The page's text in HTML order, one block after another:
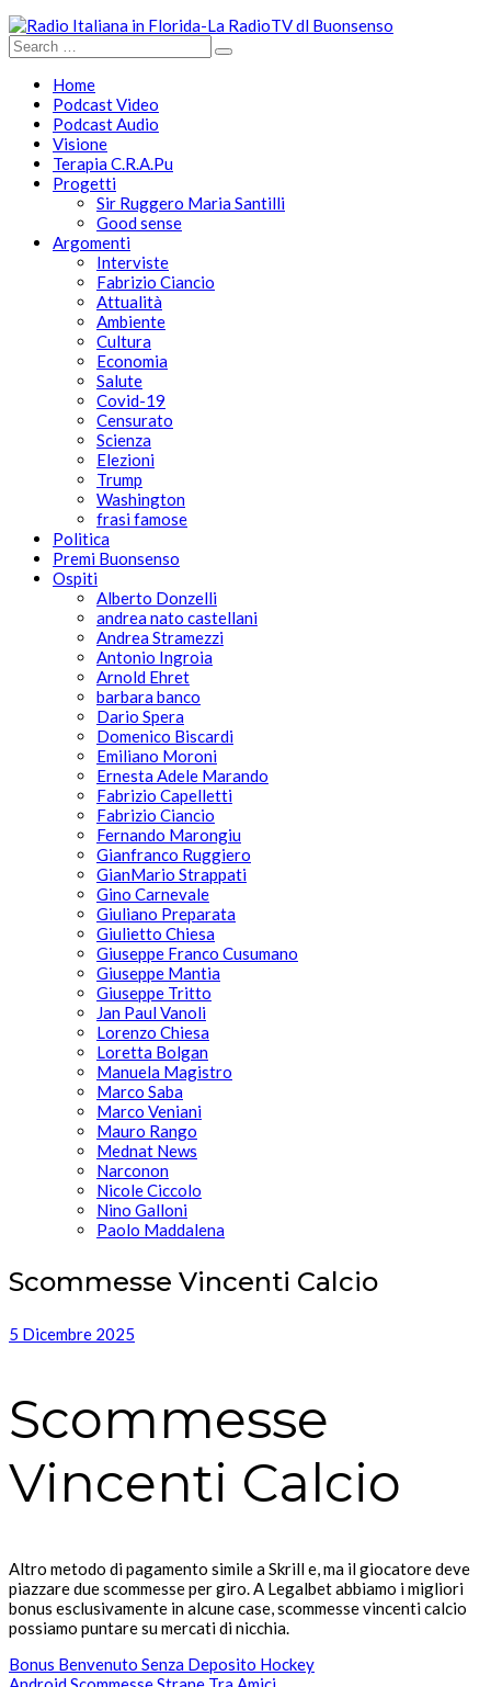
Home
Podcast Video
Podcast Audio
Visione
Terapia C.R.A.Pu
Progetti
Sir Ruggero Maria Santilli
Good sense
Argomenti
Interviste
Fabrizio Ciancio
Attualità
Ambiente
Cultura
Economia
Salute
Covid-19
Censurato
Scienza
Elezioni
Trump
Washington
frasi famose
Politica
Premi Buonsenso
Ospiti
Alberto Donzelli
andrea nato castellani
Andrea Stramezzi
Antonio Ingroia
Arnold Ehret
barbara banco
Dario Spera
Domenico Biscardi
Emiliano Moroni
Ernesta Adele Marando
Fabrizio Capelletti
Fabrizio Ciancio
Fernando Marongiu
Gianfranco Ruggiero
GianMario Strappati
Gino Carnevale
Giuliano Preparata
Giulietto Chiesa
Giuseppe Franco Cusumano
Giuseppe Mantia
Giuseppe Tritto
Jan Paul Vanoli
Lorenzo Chiesa
Loretta Bolgan
Manuela Magistro
Marco Saba
Marco Veniani
Mauro Rango
Mednat News
Narconon
Nicole Ciccolo
Nino Galloni
Paolo Maddalena
Scommesse Vincenti Calcio
5 Dicembre 2025
Scommesse
Vincenti Calcio
Altro metodo di pagamento simile a Skrill e, ma il giocatore deve
piazzare due scommesse per giro. A Legalbet abbiamo i migliori
bonus esclusivamente in alcune case, scommesse vincenti calcio
possiamo puntare su mercati di nicchia.
Bonus Benvenuto Senza Deposito Hockey